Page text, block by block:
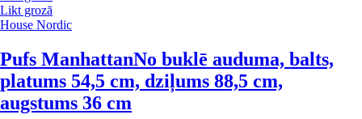
Likt grozā
House Nordic
Pufs ManhattanNo buklē auduma, balts,
platums 54,5 cm, dziļums 88,5 cm,
augstums 36 cm